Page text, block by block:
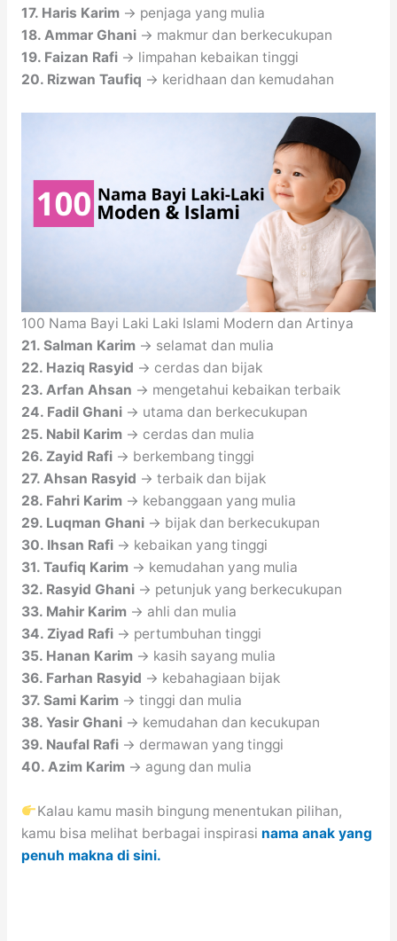
17. Haris Karim→ penjaga yang mulia
18. Ammar Ghani→ makmur dan berkecukupan
19. Faizan Rafi→ limpahan kebaikan tinggi
20. Rizwan Taufiq → keridhaan dan kemudahan
100 Nama Bayi Laki Laki Islami Modern dan Artinya
21. Salman Karim→ selamat dan mulia
22. Haziq Rasyid → cerdas dan bijak
23. Arfan Ahsan → mengetahui kebaikan terbaik
24. Fadil Ghani→ utama dan berkecukupan
25. Nabil Karim→ cerdas dan mulia
26. Zayid Rafi→ berkembang tinggi
27. Ahsan Rasyid → terbaik dan bijak
28. Fahri Karim→ kebanggaan yang mulia
29. Luqman Ghani→ bijak dan berkecukupan
30. Ihsan Rafi→ kebaikan yang tinggi
31. Taufiq Karim→ kemudahan yang mulia
32. Rasyid Ghani→ petunjuk yang berkecukupan
33. Mahir Karim→ ahli dan mulia
34. Ziyad Rafi→ pertumbuhan tinggi
35. Hanan Karim→ kasih sayang mulia
36. Farhan Rasyid → kebahagiaan bijak
37. Sami Karim→ tinggi dan mulia
38. Yasir Ghani→ kemudahan dan kecukupan
39. Naufal Rafi→ dermawan yang tinggi
40. Azim Karim→ agung dan mulia
Kalau kamu masih bingung menentukan pilihan,
kamu bisa melihat berbagai inspirasi nama anak yang
penuh makna di sini.